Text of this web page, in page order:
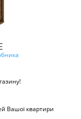
Вашої квартири